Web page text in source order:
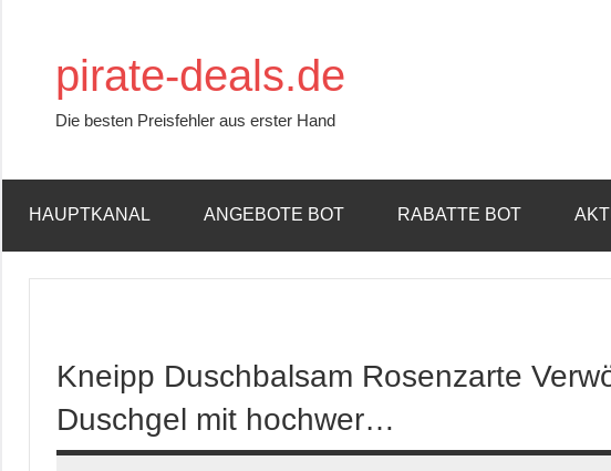
springenpirate-deals.de
Die besten Preisfehler aus erster Hand
HAUPTKANAL ANGEBOTE BOT RABATTE BOT
Kneipp Duschbalsam Rosenzarte
Duschgel mit hochwer…